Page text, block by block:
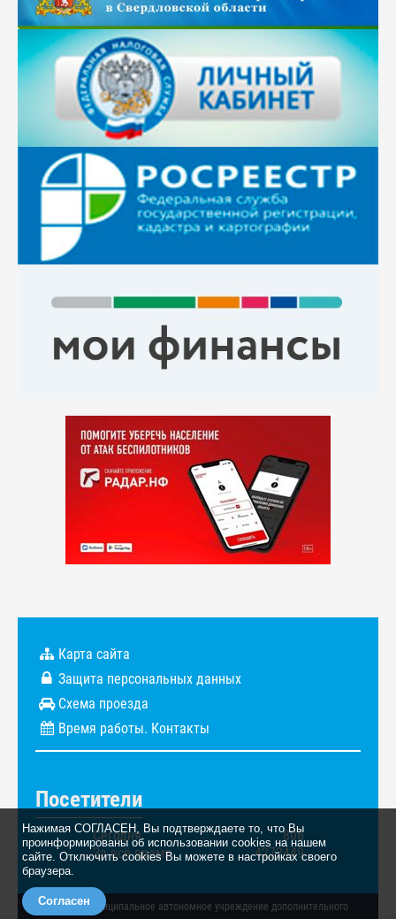
Нажимая СОГЛАСЕН, Вы подтверждаете то, что Вы
проинформированы об использовании cookies на нашем
сайте. Отключить cookies Вы можете в настройках своего
браузера.
Согласен
Карта сайта
Защита персональных данных
Схема проезда
Время работы. Контакты
Посетители
Сегодня
806
За всё время
4272449
© 2026. Муниципальное автономное учреждение дополнительного